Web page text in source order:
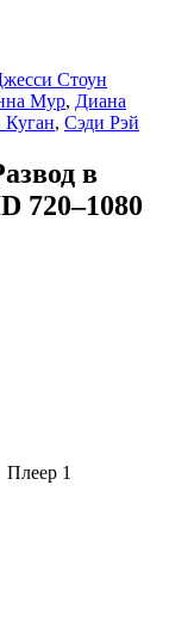
Стоун
Мур, Диана
Куган, Сэди Рэй
в
720–1080
Плеер 1